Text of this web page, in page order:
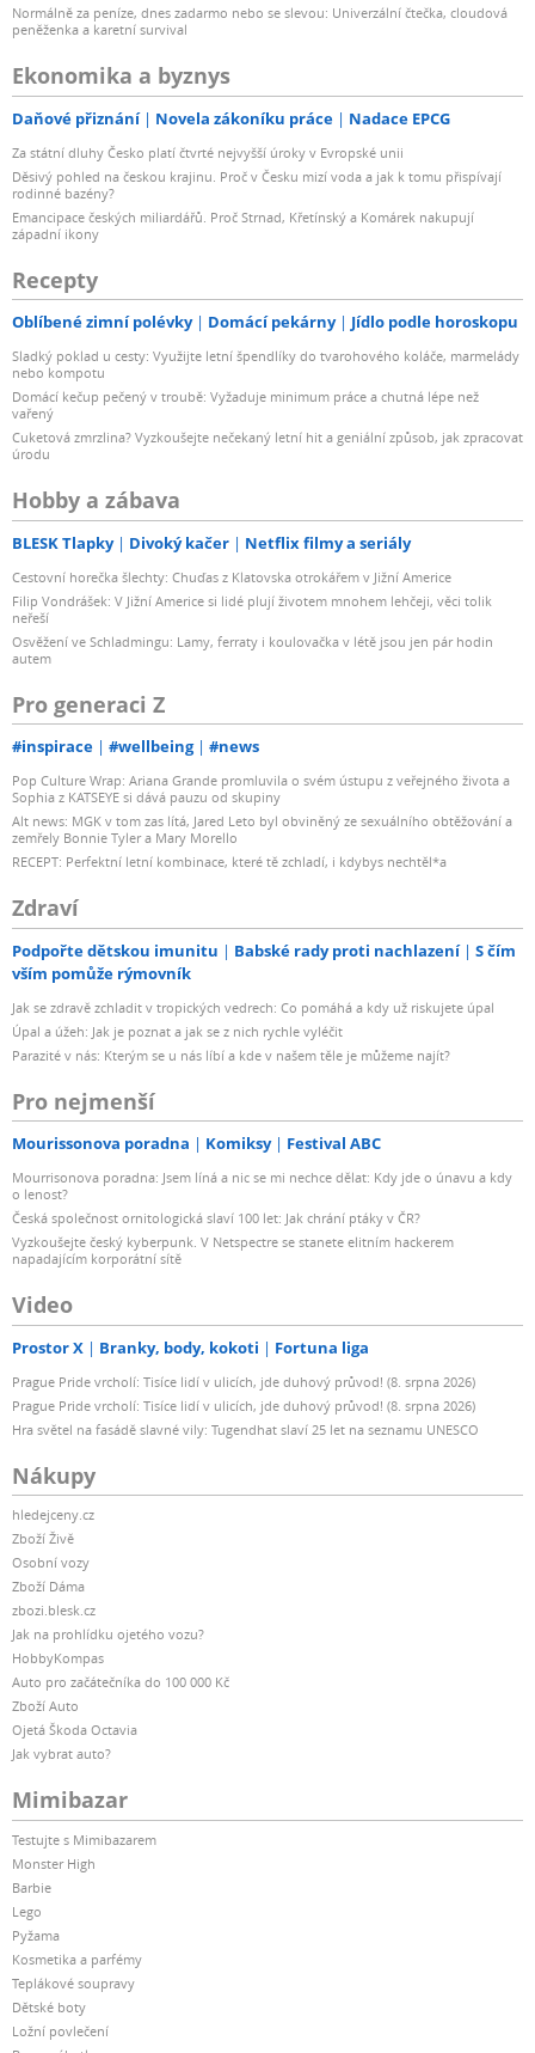
Normálně za peníze, dnes zadarmo nebo se slevou: Univerzální čtečka, cloudová
peněženka a karetní survival
Ekonomika a byznys
Daňové přiznání Novela zákoníku práce Nadace EPCG
Za státní dluhy Česko platí čtvrté nejvyšší úroky v Evropské unii
Děsivý pohled na českou krajinu. Proč v Česku mizí voda a jak k tomu přispívají
rodinné bazény?
Emancipace českých miliardářů. Proč Strnad, Křetínský a Komárek nakupují
západní ikony
Recepty
Oblíbené zimní polévky Domácí pekárny Jídlo podle horoskopu
Sladký poklad u cesty: Využijte letní špendlíky do tvarohového koláče, marmelády
nebo kompotu
Domácí kečup pečený v troubě: Vyžaduje minimum práce a chutná lépe než
vařený
Cuketová zmrzlina? Vyzkoušejte nečekaný letní hit a geniální způsob, jak zpracovat
úrodu
Hobby a zábava
BLESK Tlapky Divoký kačer Netflix filmy a seriály
Cestovní horečka šlechty: Chuďas z Klatovska otrokářem v Jižní Americe
Filip Vondrášek: V Jižní Americe si lidé plují životem mnohem lehčeji, věci tolik
neřeší
Osvěžení ve Schladmingu: Lamy, ferraty i koulovačka v létě jsou jen pár hodin
autem
Pro generaci Z
#inspirace #wellbeing #news
Pop Culture Wrap: Ariana Grande promluvila o svém ústupu z veřejného života a
Sophia z KATSEYE si dává pauzu od skupiny
Alt news: MGK v tom zas lítá, Jared Leto byl obviněný ze sexuálního obtěžování a
zemřely Bonnie Tyler a Mary Morello
RECEPT: Perfektní letní kombinace, které tě zchladí, i kdybys nechtěl*a
Zdraví
Podpořte dětskou imunitu Babské rady proti nachlazení
S čím
vším pomůže rýmovník
Jak se zdravě zchladit v tropických vedrech: Co pomáhá a kdy už riskujete úpal
Úpal a úžeh: Jak je poznat a jak se z nich rychle vyléčit
Parazité v nás: Kterým se u nás líbí a kde v našem těle je můžeme najít?
Pro nejmenší
Mourissonova poradna Komiksy Festival ABC
Mourrisonova poradna: Jsem líná a nic se mi nechce dělat: Kdy jde o únavu a kdy
o lenost?
Česká společnost ornitologická slaví 100 let: Jak chrání ptáky v ČR?
Vyzkoušejte český kyberpunk. V Netspectre se stanete elitním hackerem
napadajícím korporátní sítě
Video
Prostor X Branky, body, kokoti Fortuna liga
Prague Pride vrcholí: Tisíce lidí v ulicích, jde duhový průvod! (8. srpna 2026)
Prague Pride vrcholí: Tisíce lidí v ulicích, jde duhový průvod! (8. srpna 2026)
Hra světel na fasádě slavné vily: Tugendhat slaví 25 let na seznamu UNESCO
Nákupy
hledejceny.cz
Zboží Živě
Osobní vozy
Zboží Dáma
zbozi.blesk.cz
Jak na prohlídku ojetého vozu?
HobbyKompas
Auto pro začátečníka do 100 000 Kč
Zboží Auto
Ojetá Škoda Octavia
Jak vybrat auto?
Mimibazar
Testujte s Mimibazarem
Monster High
Barbie
Lego
Pyžama
Kosmetika a parfémy
Teplákové soupravy
Dětské boty
Ložní povlečení